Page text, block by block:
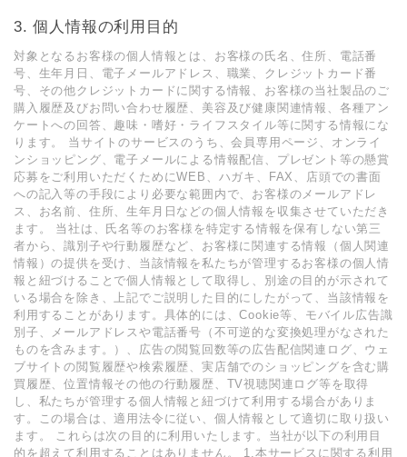
個人情報の利用目的
対象となるお客様の個人情報とは、お客様の氏名、住所、電話番
号、生年月日、電子メールアドレス、職業、クレジットカード番
号、その他クレジットカードに関する情報、お客様の当社製品のご
購入履歴及びお問い合わせ履歴、美容及び健康関連情報、各種アン
ケートへの回答、趣味・嗜好・ライフスタイル等に関する情報にな
ります。 当サイトのサービスのうち、会員専用ページ、オンライ
ンショッピング、電子メールによる情報配信、プレゼント等の懸賞
応募をご利用いただくためにWEB、ハガキ、FAX、店頭での書面
への記入等の手段により必要な範囲内で、お客様のメールアドレ
ス、お名前、住所、生年月日などの個人情報を収集させていただき
ます。 当社は、氏名等のお客様を特定する情報を保有しない第三
者から、識別子や行動履歴など、お客様に関連する情報（個人関連
情報）の提供を受け、当該情報を私たちが管理するお客様の個人情
報と紐づけることで個人情報として取得し、別途の目的が示されて
いる場合を除き、上記でご説明した目的にしたがって、当該情報を
利用することがあります。具体的には、Cookie等、モバイル広告識
別子、メールアドレスや電話番号（不可逆的な変換処理がなされた
ものを含みます。）、広告の閲覧回数等の広告配信関連ログ、ウェ
ブサイトの閲覧履歴や検索履歴、実店舗でのショッピングを含む購
買履歴、位置情報その他の行動履歴、TV視聴関連ログ等を取得
し、私たちが管理する個人情報と紐づけて利用する場合がありま
す。この場合は、適用法令に従い、個人情報として適切に取り扱い
ます。 これらは次の目的に利用いたします。当社が以下の利用目
的を超えて利用することはありません。 1.本サービスに関する利用